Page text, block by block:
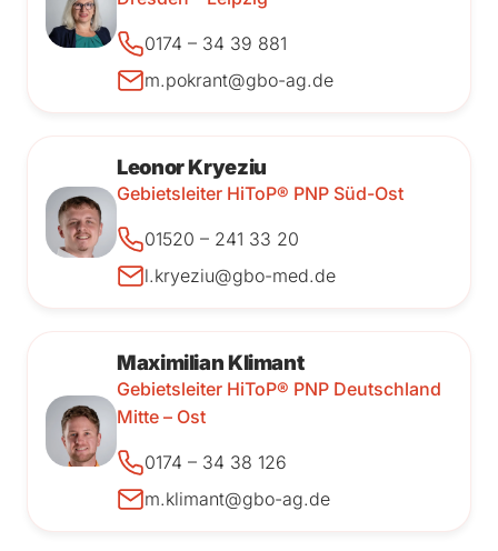
0174 – 34 39 881
m.pokrant@gbo-ag.de
Leonor Kryeziu
Gebietsleiter HiToP® PNP Süd-Ost
01520 – 241 33 20
l.kryeziu@gbo-med.de
Maximilian Klimant
Gebietsleiter HiToP® PNP Deutschland
Mitte – Ost
0174 – 34 38 126
m.klimant@gbo-ag.de